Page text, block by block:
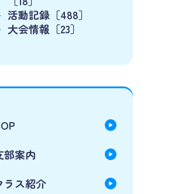
活動記録［488］
大会情報［23］
部案内
ラス紹介